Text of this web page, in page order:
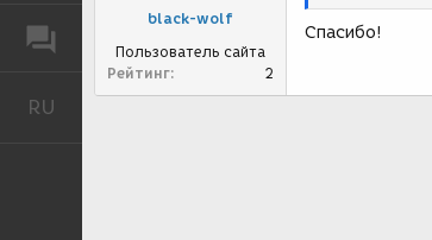
RU
black-wolf
Пользователь сайта
Рейтинг
2
Спасибо!